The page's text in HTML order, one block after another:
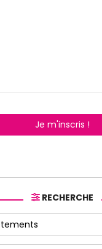
Je m'inscris !
RECHERCHE